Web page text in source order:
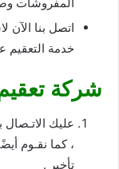
اتصل بنا
خدمة التعقيم
شركة
عليك الاتـصال
، كما نقـوم
تأخير .